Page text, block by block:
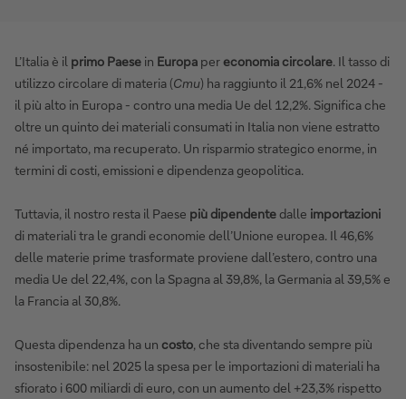
L’Italia è il primo Paese in Europa pereconomia circolare. Il tasso di
utilizzo circolare di materia (Cmu) ha raggiunto il 21,6% nel 2024 -
il più alto in Europa - contro una media Ue del 12,2%. Significa che
oltre un quinto dei materiali consumati in Italia non viene estratto
né importato, ma recuperato. Un risparmio strategico enorme, in
termini di costi, emissioni e dipendenza geopolitica.
Tuttavia, il nostro resta il Paese più dipendentedalle importazioni
di materiali tra le grandi economie dell’Unione europea. Il 46,6%
delle materie prime trasformate proviene dall’estero, contro una
media Ue del 22,4%, con la Spagna al 39,8%, la Germania al 39,5% e
la Francia al 30,8%.
Questa dipendenza ha un costo, che sta diventando sempre più
insostenibile: nel 2025 la spesa per le importazioni di materiali ha
sfiorato i 600 miliardi di euro, con un aumento del +23,3% rispetto